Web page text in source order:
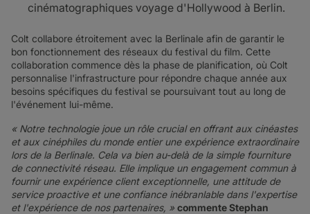
cinématographiques voyage d'Hollywood à Berlin.
Colt collabore étroitement avec la Berlinale afin de garantir le
bon fonctionnement des réseaux du festival du film. Cette
collaboration commence dès la phase de planification, où Colt
personnalise l'infrastructure pour répondre chaque année aux
besoins spécifiques du festival se poursuivant tout au long de
l'événement lui-même.
« Notre technologie joue un rôle crucial en offrant aux cinéastes
et aux cinéphiles du monde entier une expérience extraordinaire
lors de la Berlinale. Cela va bien au-delà de la simple fourniture
de connectivité réseau. Elle implique un engagement commun à
fournir une expérience client exceptionnelle, une attitude de
service proactive et une confiance inébranlable dans l'expertise
et l'expérience de nos partenaires, » commente Stephan